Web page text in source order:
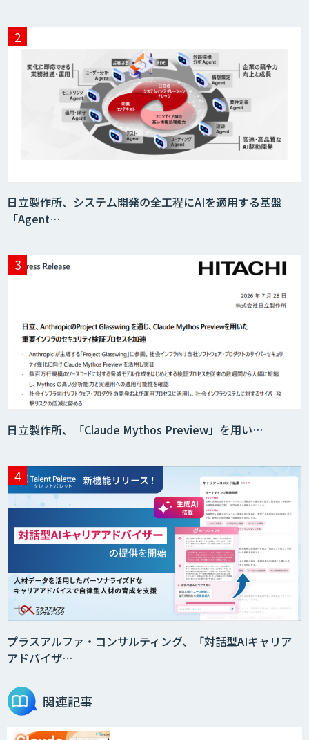
日立製作所、システム開発の全工程にAIを適用する基盤
「Agent…
日立製作所、「Claude Mythos Preview」を用い…
プラスアルファ・コンサルティング、「対話型AIキャリア
アドバイザ…
関連記事